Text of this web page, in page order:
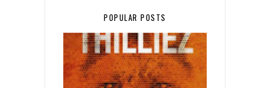
POPULAR POSTS